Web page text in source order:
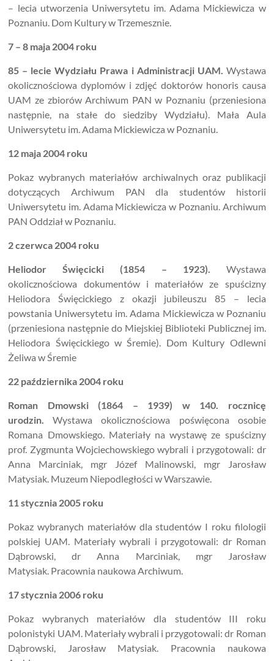
– lecia utworzenia Uniwersytetu im. Adama Mickiewicza w
Poznaniu. Dom Kultury w Trzemesznie.
7 – 8 maja 2004 roku
85 – lecie Wydziału Prawa i Administracji UAM. Wystawa
okolicznościowa dyplomów i zdjęć doktorów honoris causa
UAM ze zbiorów Archiwum PAN w Poznaniu (przeniesiona
następnie, na stałe do siedziby Wydziału). Mała Aula
Uniwersytetu im. Adama Mickiewicza w Poznaniu.
12 maja 2004 roku
Pokaz wybranych materiałów archiwalnych oraz publikacji
dotyczących Archiwum PAN dla studentów historii
Uniwersytetu im. Adama Mickiewicza w Poznaniu. Archiwum
PAN Oddział w Poznaniu.
2 czerwca 2004 roku
Heliodor Święcicki (1854 – 1923). Wystawa
okolicznościowa dokumentów i materiałów ze spuścizny
Heliodora Święcickiego z okazji jubileuszu 85 – lecia
powstania Uniwersytetu im. Adama Mickiewicza w Poznaniu
(przeniesiona następnie do Miejskiej Biblioteki Publicznej im.
Heliodora Święcickiego w Śremie). Dom Kultury Odlewni
Żeliwa w Śremie
22 października 2004 roku
Roman Dmowski (1864 – 1939) w 140. rocznicę
urodzin. Wystawa okolicznościowa poświęcona osobie
Romana Dmowskiego. Materiały na wystawę ze spuścizny
prof. Zygmunta Wojciechowskiego wybrali i przygotowali: dr
Anna Marciniak, mgr Józef Malinowski, mgr Jarosław
Matysiak. Muzeum Niepodległości w Warszawie.
11 stycznia 2005 roku
Pokaz wybranych materiałów dla studentów I roku filologii
polskiej UAM. Materiały wybrali i przygotowali: dr Roman
Dąbrowski, dr Anna Marciniak, mgr Jarosław
Matysiak. Pracownia naukowa Archiwum.
17 stycznia 2006 roku
Pokaz wybranych materiałów dla studentów III roku
polonistyki UAM. Materiały wybrali i przygotowali: dr Roman
Dąbrowski, Jarosław Matysiak. Pracownia naukowa